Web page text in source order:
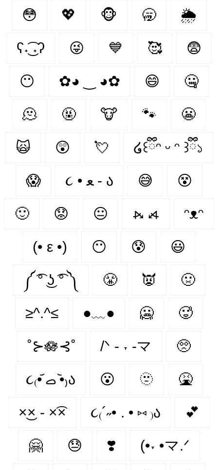
😳 💖 🐵 🥱 🌦
ʕ˖͜͡ ˖ʔ 😜 💙 🥰 😨
😶‍ ✿◕ ‿ ◕✿ 😄 🤐
🫠 🤬 🐮 🐾 😬
🙀 😲 💘 ໒꒰ྀིᵔ ᵕ ᵔ ꒱ྀི১
😱 ૮ • ﻌ - ა⁩ 😅 😵
🙂 😟 😐 ⦮ ⦯ ᵔᴥᵔ
(• ε •) 😶 😰 😃
༼ ͡° ͜ʖ ͡° ༽ 😤 👿 🤢
≥^.^≤ ●﹏● 🥶 🥵
˚⊱🪷⊰˚ /ᐠ - ˕ -マ 🥺
૮₍•᷄ ࡇ •᷅₎ა 😮‍ 🫥 🤮
×͜× - ×͡× ૮₍´˶• . • ⑅ ₎ა 💕
🤗 😓 ❣️ (•˕ •マ.ᐟ